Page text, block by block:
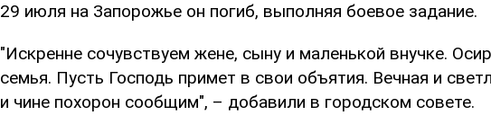
29 июля на Запорожье он погиб, выполняя боевое задание.
"Искренне сочувствуем жене, сыну и маленькой внучке.
семья. Пусть Господь примет в свои объятия. Вечная и
и чине похорон сообщим", – добавили в городском совете.